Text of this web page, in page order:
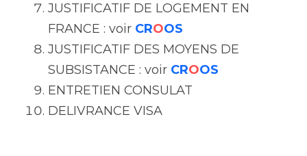
JUSTIFICATIF DE LOGEMENT EN
FRANCE : voir CROOS
JUSTIFICATIF DES MOYENS DE
SUBSISTANCE : voir CROOS
ENTRETIEN CONSULAT
DELIVRANCE VISA